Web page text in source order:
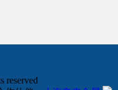
reserved